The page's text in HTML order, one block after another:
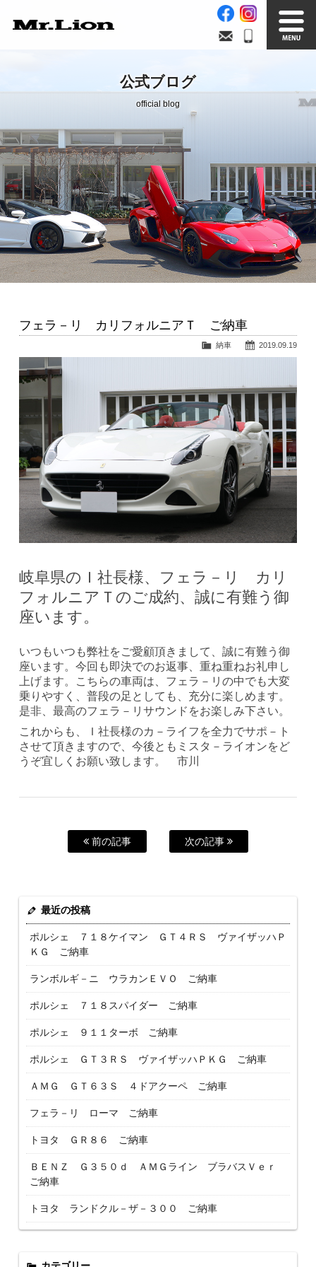
在庫車情報 買取無料査定
Factory
自社工場 サービス案内
Official Blog
公式ブログ
Company info.
会社案内
公式ブログ
official blog
フェラ－リ カリフォルニアＴ ご納車
2019.09.19
納車
岐阜県のＩ社長様、フェラ－リ カリ
フォルニアＴのご成約、誠に有難う御
座います。
いつもいつも弊社をご愛顧頂きまして、誠に有難う御
座います。今回も即決でのお返事、重ね重ねお礼申し
上げます。こちらの車両は、フェラ－リの中でも大変
乗りやすく、普段の足としても、充分に楽しめます。
是非、最高のフェラ－リサウンドをお楽しみ下さい。
これからも、Ｉ社長様のカ－ライフを全力でサポ－ト
させて頂きますので、今後ともミスタ－ライオンをど
うぞ宜しくお願い致します。 市川
前の記事 次の記事
最近の投稿
ポルシェ ７１８ケイマン ＧＴ４ＲＳ ヴァイザッハＰ
ＫＧ ご納車
ランボルギ－ニ ウラカンＥＶＯ ご納車
ポルシェ ７１８スパイダー ご納車
ポルシェ ９１１ターボ ご納車
ポルシェ ＧＴ３ＲＳ ヴァイザッハＰＫＧ ご納車
ＡＭＧ ＧＴ６３Ｓ ４ドアクーペ ご納車
フェラ－リ ローマ ご納車
トヨタ ＧＲ８６ ご納車
ＢＥＮＺ Ｇ３５０ｄ ＡＭＧライン ブラバスＶｅｒ
ご納車
トヨタ ランドクル－ザ－３００ ご納車